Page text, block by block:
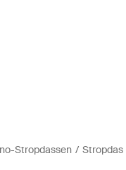
Stropdassen
Stropdas